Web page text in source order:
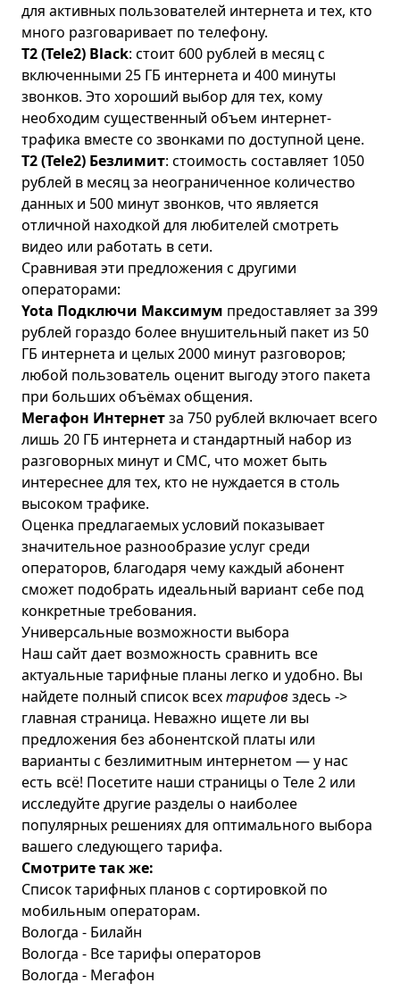
для активных пользователей интернета и тех, кто
много разговаривает по телефону.
T2 (Tele2) Black: стоит 600 рублей в месяц с
включенными 25 ГБ интернета и 400 минуты
звонков. Это хороший выбор для тех, кому
необходим существенный объем интернет-
трафика вместе со звонками по доступной цене.
T2 (Tele2) Безлимит: стоимость составляет 1050
рублей в месяц за неограниченное количество
данных и 500 минут звонков, что является
отличной находкой для любителей смотреть
видео или работать в сети.
Сравнивая эти предложения с другими
операторами:
Yota Подключи Максимум предоставляет за 399
рублей гораздо более внушительный пакет из 50
ГБ интернета и целых 2000 минут разговоров;
любой пользователь оценит выгоду этого пакета
при больших объёмах общения.
Мегафон Интернетза 750 рублей включает всего
лишь 20 ГБ интернета и стандартный набор из
разговорных минут и СМС, что может быть
интереснее для тех, кто не нуждается в столь
высоком трафике.
Оценка предлагаемых условий показывает
значительное разнообразие услуг среди
операторов, благодаря чему каждый абонент
сможет подобрать идеальный вариант себе под
конкретные требования.
Универсальные возможности выбора
Наш сайт дает возможность сравнить все
актуальные тарифные планы легко и удобно. Вы
найдете полный список всехтарифовздесь ->
главная страница. Неважно ищете ли вы
предложения без абонентской платы или
варианты с безлимитным интернетом — у нас
есть всё! Посетите наши страницы о Теле 2 или
исследуйте другие разделы о наиболее
популярных решениях для оптимального выбора
вашего следующего тарифа.
Смотрите так же:
Список тарифных планов с сортировкой по
мобильным операторам.
Вологда - Билайн
Вологда - Все тарифы операторов
Вологда - Мегафон